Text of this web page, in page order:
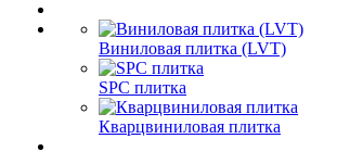
Виниловая плитка (LVT)
SPC плитка
Кварцвиниловая плитка